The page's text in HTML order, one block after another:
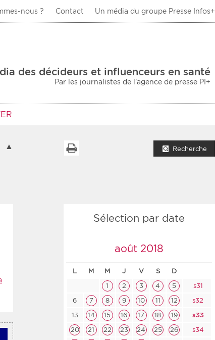
nous ? Contact Un média du groupe Presse Infos+
des décideurs et influenceurs en santé
Par les journalistes de l'agence de presse PI+
Sanitaire
Chronologique
Inversé
▲ Recherche
Sélection par date
août 2018
L M M J V S D
1 2 3 4 5
s31
6
7 8 9 10 11 12
s32
13
14 15 16 17 18 19
s33
20
21 22 23 24 25 26
s34